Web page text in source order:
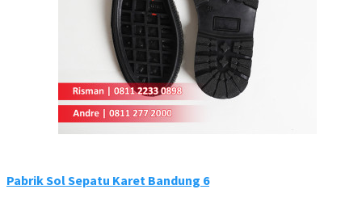
Pabrik Sol Sepatu Karet Bandung 6